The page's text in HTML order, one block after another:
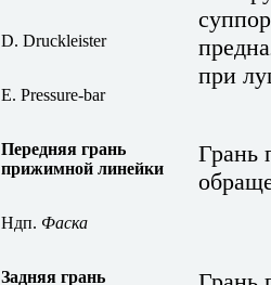
при
D. Druckleister
E. Pressure-bar
Передняя грань
прижимной линейки
Грань
Ндп. Фаска
Задняя грань